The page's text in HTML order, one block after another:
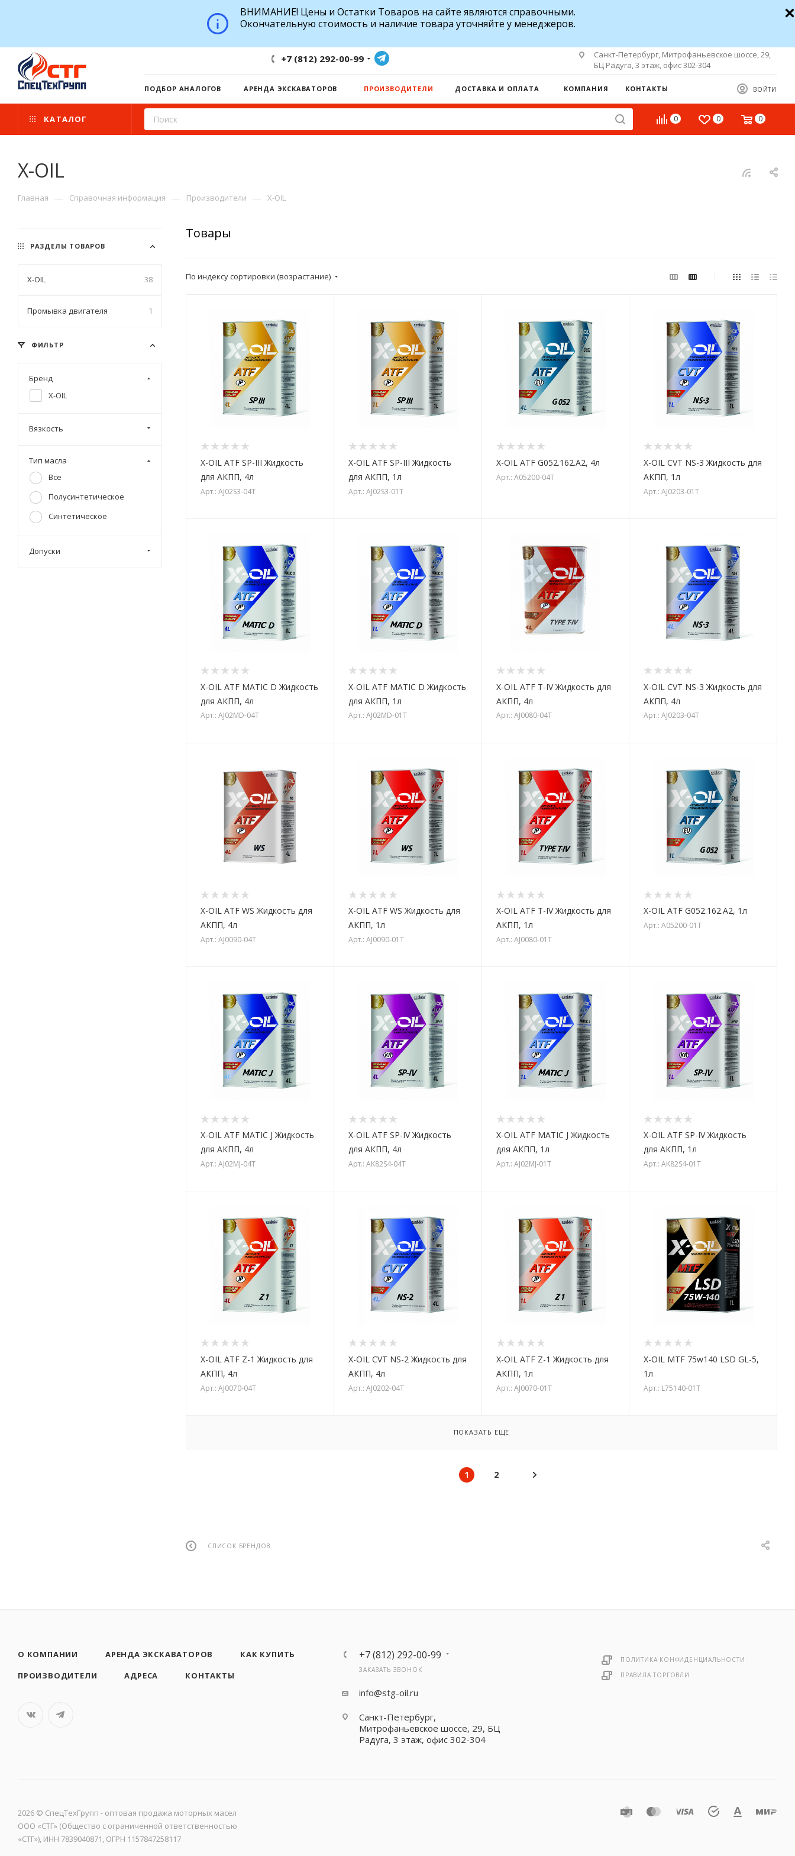
ВНИМАНИЕ! Цены и Остатки Товаров на сайте являются справочными.
Окончательную стоимость и наличие товара уточняйте у менеджеров.
+7 (812) 292-00-99
Санкт-Петербург, Митрофаньевское шоссе, 29,
БЦ Радуга, 3 этаж, офис 302-304
ВОЙТИ
ПОДБОР АНАЛОГОВ АРЕНДА ЭКСКАВАТОРОВ ПРОИЗВОДИТЕЛИ ДОСТАВКА И ОПЛАТА КОМПАНИЯ КОНТАКТЫ
0 0 0
КАТАЛОГ
X-OIL
Главная — Справочная информация — Производители — X-OIL
Товары
По индексу сортировки (возрастание)
X-OIL ATF SP-III Жидкость
для АКПП, 4л
Арт.: AJ02S3-04T
X-OIL ATF SP-III Жидкость
для АКПП, 1л
Арт.: AJ02S3-01T
X-OIL ATF G052.162.A2, 4л
Арт.: A05200-04T
X-OIL CVT NS-3 Жидкость для
АКПП, 1л
Арт.: AJ0203-01T
X-OIL ATF MATIC D Жидкость
для АКПП, 4л
Арт.: AJ02MD-04T
X-OIL ATF MATIC D Жидкость
для АКПП, 1л
Арт.: AJ02MD-01T
X-OIL ATF T-IV Жидкость для
АКПП, 4л
Арт.: AJ0080-04T
X-OIL CVT NS-3 Жидкость для
АКПП, 4л
Арт.: AJ0203-04T
X-OIL ATF WS Жидкость для
АКПП, 4л
Арт.: AJ0090-04T
X-OIL ATF WS Жидкость для
АКПП, 1л
Арт.: AJ0090-01T
X-OIL ATF T-IV Жидкость для
АКПП, 1л
Арт.: AJ0080-01T
X-OIL ATF G052.162.A2, 1л
Арт.: A05200-01T
X-OIL ATF MATIC J Жидкость
для АКПП, 4л
Арт.: AJ02MJ-04T
X-OIL ATF SP-IV Жидкость
для АКПП, 4л
Арт.: AK82S4-04T
X-OIL ATF MATIC J Жидкость
для АКПП, 1л
Арт.: AJ02MJ-01T
X-OIL ATF SP-IV Жидкость
для АКПП, 1л
Арт.: AK82S4-01T
X-OIL ATF Z-1 Жидкость для
АКПП, 4л
Арт.: AJ0070-04T
X-OIL CVT NS-2 Жидкость для
АКПП, 4л
Арт.: AJ0202-04T
X-OIL ATF Z-1 Жидкость для
АКПП, 1л
Арт.: AJ0070-01T
X-OIL MTF 75w140 LSD GL-5,
1л
Арт.: L75140-01T
ПОКАЗАТЬ ЕЩЕ
1 2
СПИСОК БРЕНДОВ
РАЗДЕЛЫ ТОВАРОВ
X-OIL 38
Промывка двигателя 1
ФИЛЬТР
Бренд
X-OIL
Вязкость
Тип масла
Все
Полусинтетическое
Синтетическое
Допуски
О КОМПАНИИ АРЕНДА ЭКСКАВАТОРОВ
КАК КУПИТЬ
ПРОИЗВОДИТЕЛИ
АДРЕСА КОНТАКТЫ
+7 (812) 292-00-99
ЗАКАЗАТЬ ЗВОНОК
info@stg-oil.ru
Санкт-Петербург,
Митрофаньевское шоссе, 29, БЦ
Радуга, 3 этаж, офис 302-304
ПОЛИТИКА КОНФИДЕНЦИАЛЬНОСТИ
ПРАВИЛА ТОРГОВЛИ
2026 © CпецТехГрупп - оптовая продажа моторных масел
ООО «СТГ» (Общество с ограниченной ответственностью
«СТГ»), ИНН 7839040871, ОГРН 1157847258117